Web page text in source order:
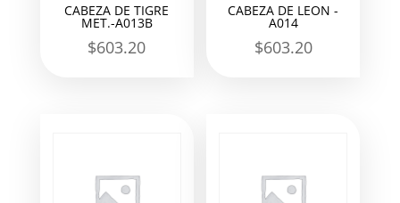
CABEZA DE TIGRE
MET.-A013B
$603.20
CABEZA DE LEON -
A014
$603.20